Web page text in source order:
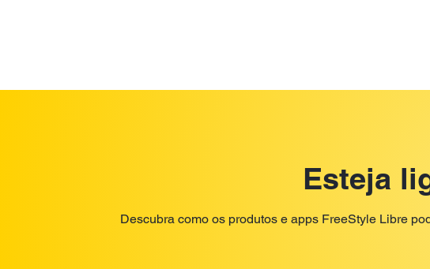
Esteja
Descubra como os produtos e apps FreeStyle Libre